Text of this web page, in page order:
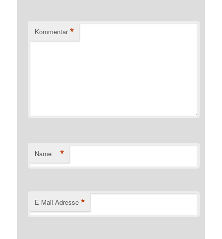
Kommentar *
Name *
E-Mail-Adresse *